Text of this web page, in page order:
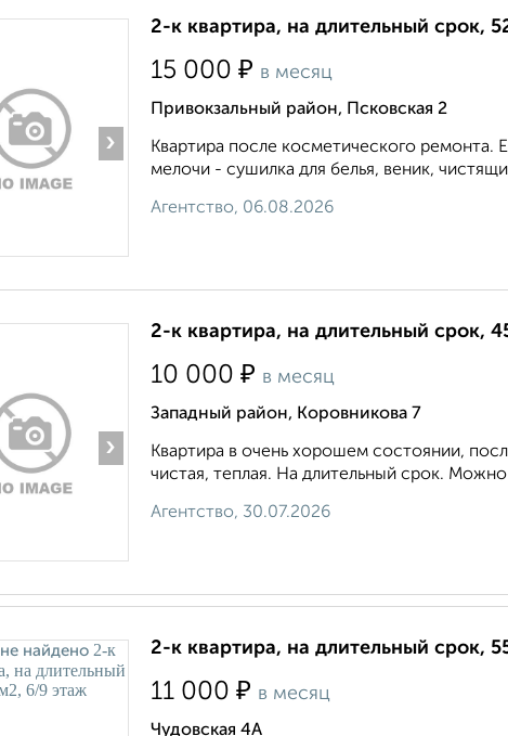
›
2-к квартира, на длительный срок,
15 000 ₽ в месяц
Привокзальный район, Псковская 2
Квартира после косметического ремонта.
мелочи - сушилка для белья, веник,
Агентство, 06.08.2026
›
2-к квартира, на длительный срок,
10 000 ₽ в месяц
Западный район, Коровникова 7
Квартира в очень хорошем состоянии,
чистая, теплая. На длительный срок.
Агентство, 30.07.2026
2-к квартира, на длительный срок,
11 000 ₽ в месяц
Чудовская 4А